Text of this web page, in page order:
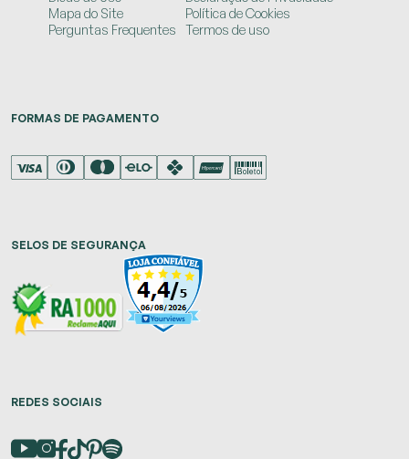
Mapa do Site
Perguntas Frequentes
Política de Cookies
Termos de uso
FORMAS DE PAGAMENTO
SELOS DE SEGURANÇA
REDES SOCIAIS